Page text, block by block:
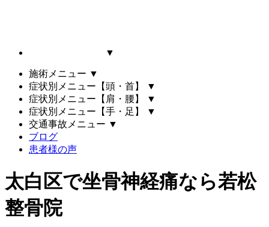
▼
施術メニュー ▼
症状別メニュー【頭・首】
▼
症状別メニュー【肩・腰】
▼
症状別メニュー【手・足】
▼
交通事故メニュー ▼
ブログ
患者様の声
太白区で坐骨神経痛なら若松
整骨院